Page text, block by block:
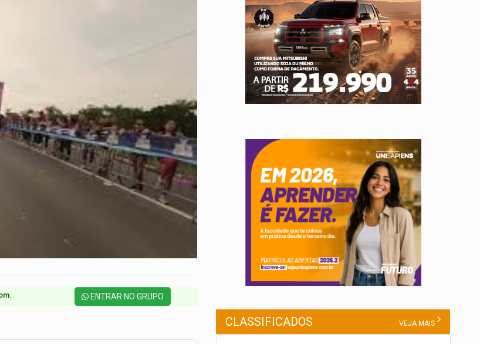
ENTRAR NO GRUPO
CLASSIFICADOS VEJA MAIS